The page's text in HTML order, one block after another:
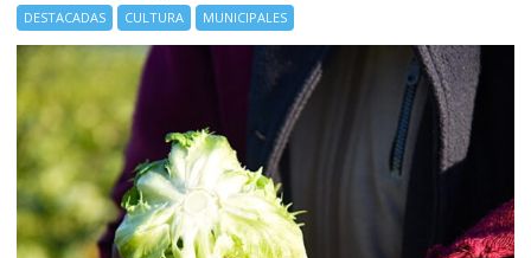
DESTACADAS CULTURA MUNICIPALES